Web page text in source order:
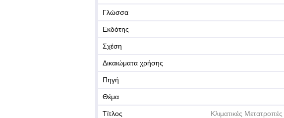
Γλώσσα
Εκδότης
Σχέση
Δικαιώματα χρήσης
Πηγή
Θέμα
Τίτλος Κλιματικές Μετατροπές